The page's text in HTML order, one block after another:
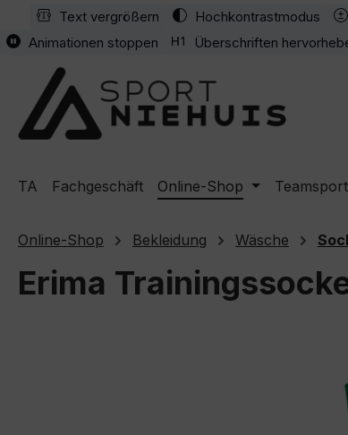
Hauptinhalt springen
Zur Suche springen
Zur Hauptnavigation springen
Text vergrößern Hochkontrastmodus
Animationen stoppen
Überschriften
TA Fachgeschäft Online-Shop Teamsport
Online-Shop Bekleidung Wäsche
Erima